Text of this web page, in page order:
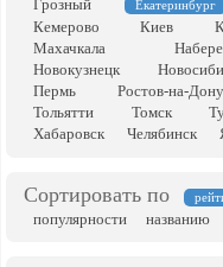
Грозный
Екатеринбург
Кемерово
Киев
Махачкала
Новокузнецк
Пермь
Ростов-на-Дону
Тольятти
Томск
Хабаровск
Челябинск
Сортировать по
популярности
названию